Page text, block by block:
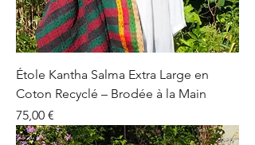
Étole Kantha Salma Extra Large en
Coton Recyclé – Brodée à la Main
Prix
75,00 €